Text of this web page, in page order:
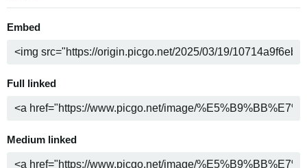
Embed
Full linked
Medium linked